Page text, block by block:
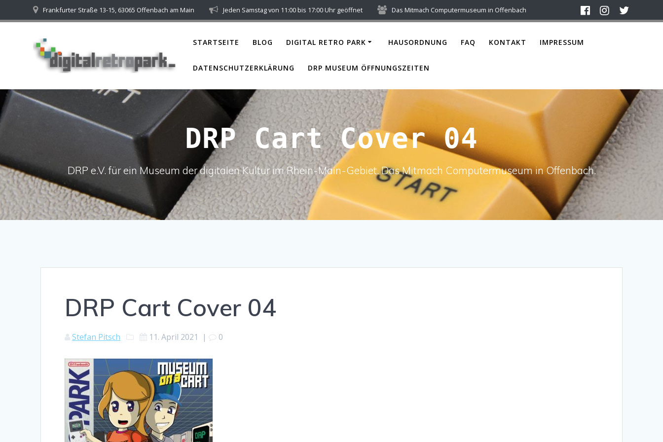
to
Frankfurter Straße 13-15, 63065 Offenbach am Main Jeden Samstag von 11:00 bis 17:00 Uhr geöffnet Das Mitmach Computermuseum in Offenbach
STARTSEITE BLOG DIGITAL RETRO PARK HAUSORDNUNG FAQ KONTAKT IMPRESSUM
DATENSCHUTZERKLÄRUNG DRP MUSEUM ÖFFNUNGSZEITEN
DRP Cart Cover 04
DRP e.V. für ein Museum der digitalen Kultur im Rhein-Main-Gebiet. Das Mitmach Computermuseum in Offenbach.
DRP Cart Cover 04
Stefan Pitsch 11. April 2021 | 0